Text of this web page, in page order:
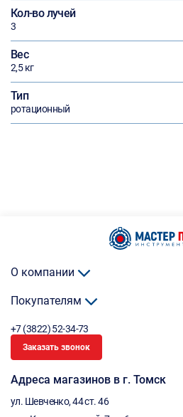
Кол-во лучей
3
Вес
2,5 кг
Тип
ротационный
О компании
Покупателям
+7 (3822) 52-34-73
Заказать звонок
Адреса магазинов в г. Томск
ул. Шевченко, 44 ст. 46